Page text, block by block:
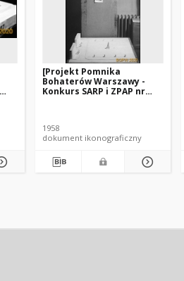
[Projekt Pomnika
Bohaterów Warszawy -
Konkurs SARP i ZPAP nr
1958
dokument ikonograficzny